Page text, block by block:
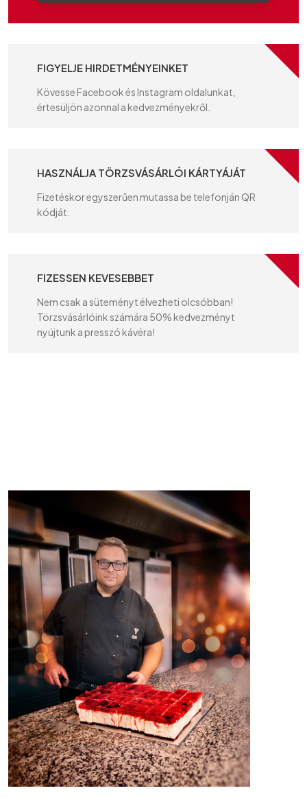
FIGYELJE HIRDETMÉNYEINKET
Kövesse Facebook és Instagram oldalunkat,
értesüljön azonnal a kedvezményekről.
HASZNÁLJA TÖRZSVÁSÁRLÓI KÁRTYÁJÁT
Fizetéskor egyszerűen mutassa be telefonján QR
kódját.
FIZESSEN KEVESEBBET
Nem csak a süteményt élvezheti olcsóbban!
Törzsvásárlóink számára 50% kedvezményt
nyújtunk a presszó kávéra!